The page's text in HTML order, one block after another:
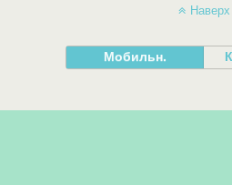
Наверх
Мобильн.